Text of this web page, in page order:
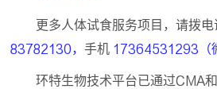
更多人体试食服务项目，请拨
83782130，手机 17364531293（
环特生物技术平台已通过CMA